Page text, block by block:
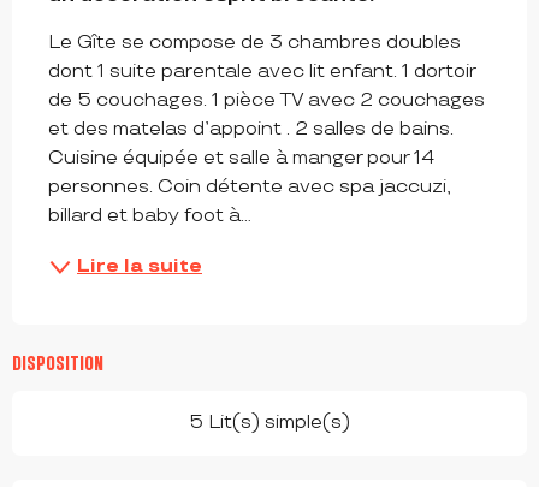
Le Gîte se compose de 3 chambres doubles
dont 1 suite parentale avec lit enfant. 1 dortoir
de 5 couchages. 1 pièce TV avec 2 couchages
et des matelas d’appoint . 2 salles de bains.
Cuisine équipée et salle à manger pour 14
personnes. Coin détente avec spa jaccuzi,
billard et baby foot à...
Lire la suite
DISPOSITION
5 Lit(s) simple(s)